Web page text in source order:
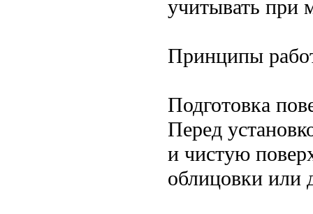
учитывать при
Принципы
Подготовка
Перед
и чистую
облицовки или